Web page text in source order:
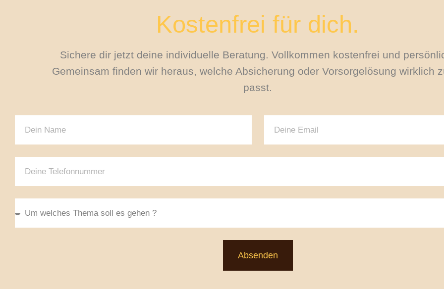
Kostenfrei für dich.
Sichere dir jetzt deine individuelle Beratung. Vollkommen kostenfrei und
Gemeinsam finden wir heraus, welche Absicherung oder Vorsorgelösung wirklich
passt.
Absenden